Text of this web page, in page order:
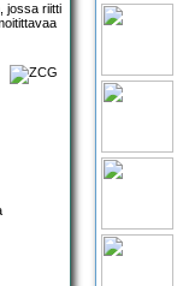
jossa riitti